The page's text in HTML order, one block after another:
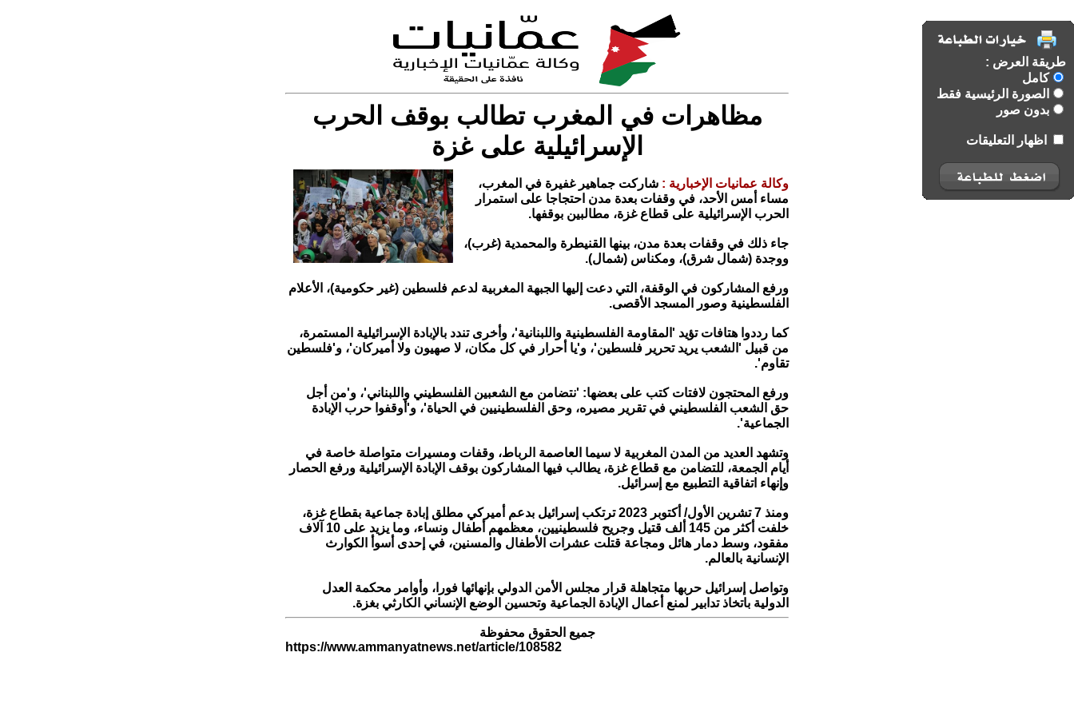
طريقة العرض :
كامل
الصورة الرئيسية فقط
بدون صور
اظهار التعليقات
مظاهرات في المغرب تطالب بوقف الحرب
الإسرائيلية على غزة
وكالة عمانيات الإخبارية : شاركت جماهير غفيرة في المغرب،
مساء أمس الأحد، في وقفات بعدة مدن احتجاجا على استمرار
الحرب الإسرائيلية على قطاع غزة، مطالبين بوقفها.
جاء ذلك في وقفات بعدة مدن، بينها القنيطرة والمحمدية (غرب)،
ووجدة (شمال شرق)، ومكناس (شمال).
ورفع المشاركون في الوقفة، التي دعت إليها الجبهة المغربية لدعم فلسطين (غير حكومية)، الأعلام
الفلسطينية وصور المسجد الأقصى.
كما رددوا هتافات تؤيد 'المقاومة الفلسطينية واللبنانية'، وأخرى تندد بالإبادة الإسرائيلية المستمرة،
من قبيل 'الشعب يريد تحرير فلسطين'، و'يا أحرار في كل مكان، لا صهيون ولا أميركان'، و'فلسطين
تقاوم'.
ورفع المحتجون لافتات كتب على بعضها: 'نتضامن مع الشعبين الفلسطيني واللبناني'، و'من أجل
حق الشعب الفلسطيني في تقرير مصيره، وحق الفلسطينيين في الحياة'، و'أوقفوا حرب الإبادة
الجماعية'.
وتشهد العديد من المدن المغربية لا سيما العاصمة الرباط، وقفات ومسيرات متواصلة خاصة في
أيام الجمعة، للتضامن مع قطاع غزة، يطالب فيها المشاركون بوقف الإبادة الإسرائيلية ورفع الحصار
وإنهاء اتفاقية التطبيع مع إسرائيل.
ومنذ 7 تشرين الأول/ أكتوبر 2023 ترتكب إسرائيل بدعم أميركي مطلق إبادة جماعية بقطاع غزة،
خلفت أكثر من 145 ألف قتيل وجريح فلسطينيين، معظمهم أطفال ونساء، وما يزيد على 10 آلاف
مفقود، وسط دمار هائل ومجاعة قتلت عشرات الأطفال والمسنين، في إحدى أسوأ الكوارث
الإنسانية بالعالم.
وتواصل إسرائيل حربها متجاهلة قرار مجلس الأمن الدولي بإنهائها فورا، وأوامر محكمة العدل
الدولية باتخاذ تدابير لمنع أعمال الإبادة الجماعية وتحسين الوضع الإنساني الكارثي بغزة.
جميع الحقوق محفوظة
https://www.ammanyatnews.net/article/108582